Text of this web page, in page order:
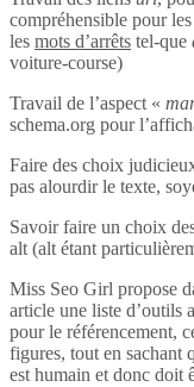
compréhensible pour
les mots d’arrêts tel-que
voiture-course)
Travail de l’aspect «
schema.org pour
Faire des choix
pas alourdir le texte,
Savoir faire un choix
alt (alt étant
Miss Seo Girl propose
article une liste d’outils
pour le référencement,
figures, tout en sachant
est humain et donc doit